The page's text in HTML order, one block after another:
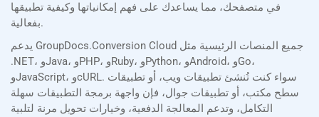
في متصفحك، مما يساعدك على فهم إمكانياتها وكيفية تطبيقها
بفعالية.
يدعم GroupDocs.Conversion Cloud جميع المنصات الرئيسية مثل
.NET، وJava، وPHP، وRuby، وPython، وAndroid، وGo،
وJavaScript، وcURL. سواء كنت تُنشئ تطبيقات ويب، أو تطبيقات
سطح مكتب، أو تطبيقات جوال، فإن واجهة برمجة التطبيقات سهلة
التكامل، وتدعم المعالجة الدفعية، وخيارات تحويل مرنة لتلبية